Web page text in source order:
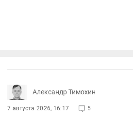
Александр Тимохин
7 августа 2026, 16:17 5